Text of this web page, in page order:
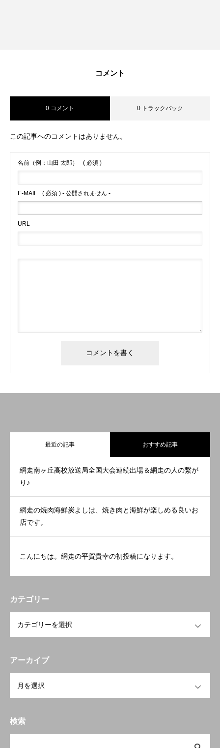
コメント
0 コメント 0 トラックバック
この記事へのコメントはありません。
名前（例：山田 太郎） ( 必須 )
E-MAIL ( 必須 ) - 公開されません -
URL
最近の記事 おすすめ記事
網走南ヶ丘高校放送局全国大会連続出場＆網走の人の繋が
り♪
網走の焼肉海鮮炭よしは、焼き肉と海鮮が楽しめる良いお
店です。
こんにちは。網走の平賀貴幸の初投稿になります。
カテゴリー
アーカイブ
検索